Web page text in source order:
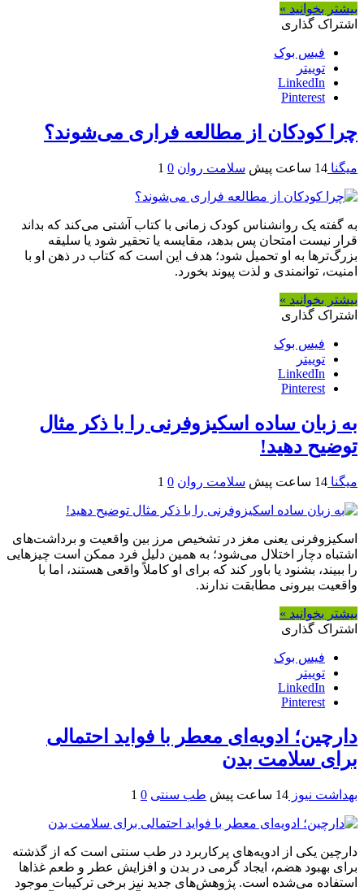
بیشتر بخوانید »
اشتراک گذاری
فیس بوک
توییتر
LinkedIn
Pinterest
چرا کودکان از مطالعه فراری می‌شوند؟
میگنا 14 ساعت پیش سلامت روان 0
1
به گفته یک روانشناس کودک زمانی با کتاب آشتی می‌کند که بداند
قرار نیست امتحان پس بدهد، مقایسه یا تحقیر شود یا سلیقه
بزرگ‌ترها به او تحمیل شود؛ هدف این است که کتاب در ذهن او با
امنیت، توانمندی و لذت پیوند بخورد.
بیشتر بخوانید »
اشتراک گذاری
فیس بوک
توییتر
LinkedIn
Pinterest
به زبان ساده اسکیزوفرنی را با ذکر مثال
توضیح دهید!
میگنا 14 ساعت پیش سلامت روان 0
1
اسکیزوفرنی یعنی مغز در تشخیص مرز بین واقعیت و برداشت‌های
اشتباه دچار اختلال می‌شود؛ به همین دلیل فرد ممکن است چیزهایی
را ببیند، بشنود یا باور کند که برای او کاملاً واقعی هستند، اما با
واقعیت بیرونی مطابقت ندارند.
بیشتر بخوانید »
اشتراک گذاری
فیس بوک
توییتر
LinkedIn
Pinterest
دارچین؛ ادویه‌ای معطر با فواید احتمالی
برای سلامت بدن
بهداشت نیوز 14 ساعت پیش طب سنتی 0
1
دارچین یکی از ادویه‌های پرکاربرد در طب سنتی است که از گذشته
برای بهبود هضم، ایجاد گرمی در بدن و افزایش عطر و طعم غذاها
استفاده می‌شده است. پژوهش‌های جدید نیز برخی ترکیبات موجود